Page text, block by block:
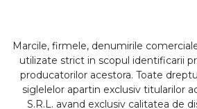
Marcile, firmele, denumirile
utilizate strict in scopul identificarii
producatorilor acestora. Toate
siglelelor apartin exclusiv titularilor
S.R.L. avand exclusiv calitatea de